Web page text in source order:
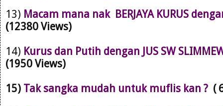
13) Macam mana nak BERJAYA KURUS
(12380 Views)
14) Kurus dan Putih dengan JUS SW
(1950 Views)
15) Tak sangka mudah untuk muflis kan ? (